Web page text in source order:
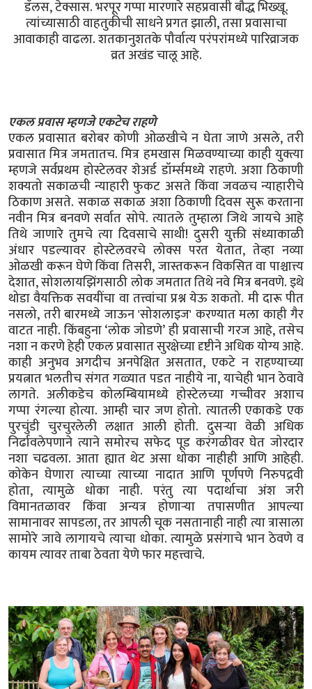
डॅलस, टेक्सास. भरपूर गप्पा मारणारे सहप्रवासी बौद्ध भिख्खू.
त्यांच्यासाठी वाहतुकीची साधने प्रगत झाली, तसा प्रवासाचा
आवाकाही वाढला. शतकानुशतके पौर्वात्य परंपरांमध्ये पारिव्राजक
व्रत अखंड चालू आहे.
एकल प्रवास म्हणजे एकटेच राहणे
एकल प्रवासात बरोबर कोणी ओळखीचे न घेता जाणे असले, तरी
प्रवासात मित्र जमतातच. मित्र हमखास मिळवण्याच्या काही युक्त्या
म्हणजे सर्वप्रथम होस्टेलवर शेअर्ड डॉर्म्समध्ये राहणे. अशा ठिकाणी
शक्यतो सकाळची न्याहारी फुकट असते किंवा जवळच न्याहारीचे
ठिकाण असते. सकाळ सकाळ अशा ठिकाणी दिवस सुरू करताना
नवीन मित्र बनवणे सर्वात सोपे. त्यातले तुम्हाला जिथे जायचे आहे
तिथे जाणारे तुमचे त्या दिवसाचे साथी! दुसरी युक्ती संध्याकाळी
अंधार पडल्यावर होस्टेलवरचे लोक्स परत येतात, तेव्हा नव्या
ओळखी करून घेणे किंवा तिसरी, जास्तकरून विकसित वा पाश्चात्त्य
देशात, सोशलायझिंगसाठी लोक जमतात तिथे नवे मित्र बनवणे. इथे
थोडा वैयक्तिक सवयींचा वा तत्त्वांचा प्रश्न येऊ शकतो. मी दारू पीत
नसलो, तरी बारमध्ये जाऊन 'सोशलाइज' करण्यात मला काही गैर
वाटत नाही. किंबहुना ‘लोक जोडणे’ ही प्रवासाची गरज आहे, तसेच
नशा न करणे हेही एकल प्रवासात सुरक्षेच्या दृष्टीने अधिक योग्य आहे.
काही अनुभव अगदीच अनपेक्षित असतात, एकटे न राहण्याच्या
प्रयत्नात भलतीच संगत गळ्यात पडत नाहीये ना, याचेही भान ठेवावे
लागते. अलीकडेच कोलम्बियामध्ये होस्टेलच्या गच्चीवर अशाच
गप्पा रंगल्या होत्या. आम्ही चार जण होतो. त्यातली एकाकडे एक
पुरचुंडी चुरचुरलेली लक्षात आली होती. दुसऱ्या वेळी अधिक
निर्ढावलेपणाने त्याने समोरच सफेद पूड करंगळीवर घेत जोरदार
नशा चढवला. आता ह्यात थेट असा धोका नाहीही आणि आहेही.
कोकेन घेणारा त्याच्या त्याच्या नादात आणि पूर्णपणे निरुपद्रवी
होता, त्यामुळे धोका नाही. परंतु त्या पदार्थाचा अंश जरी
विमानतळावर किंवा अन्यत्र होणाऱ्या तपासणीत आपल्या
सामानावर सापडला, तर आपली चूक नसतानाही नाही त्या त्रासाला
सामोरे जावे लागायचे त्याचा धोका. त्यामुळे प्रसंगाचे भान ठेवणे व
कायम त्यावर ताबा ठेवता येणे फार महत्त्वाचे.